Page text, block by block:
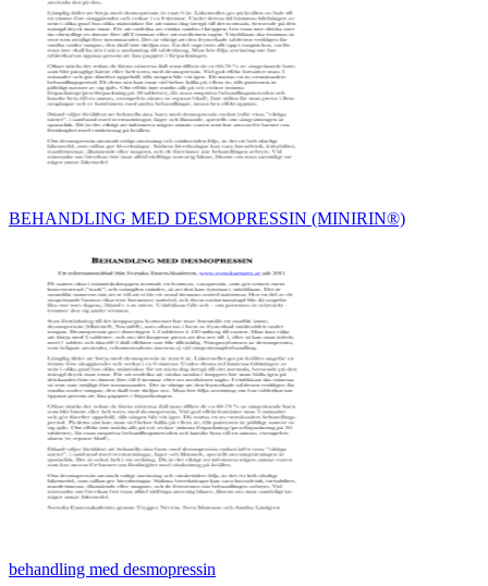
BEHANDLING MED DESMOPRESSIN (MINIRIN®)
behandling med desmopressin